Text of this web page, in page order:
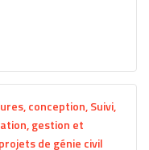
conception, Suivi,
gestion et
de génie civil